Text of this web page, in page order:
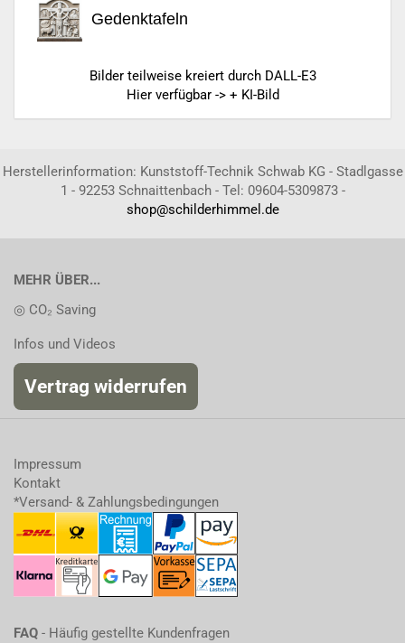
Gedenktafeln
Bilder teilweise kreiert durch DALL-E3
Hier verfügbar -> + KI-Bild
Herstellerinformation: Kunststoff-Technik Schwab KG - Stadlgasse
1 - 92253 Schnaittenbach - Tel: 09604-5309873 -
shop@schilderhimmel.de
MEHR ÜBER...
◎ CO₂ Saving
Infos und Videos
Vertrag widerrufen
Impressum
Kontakt
*Versand- & Zahlungsbedingungen
FAQ - Häufig gestellte Kundenfragen